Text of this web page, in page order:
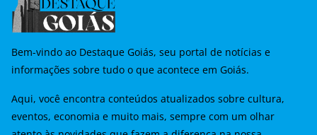
Bem-vindo ao Destaque Goiás, seu portal de notícias e
informações sobre tudo o que acontece em Goiás.
Aqui, você encontra conteúdos atualizados sobre cultura,
eventos, economia e muito mais, sempre com um olhar